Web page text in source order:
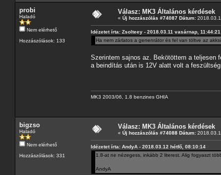
probi
Haladó
Nem elérhető
Hozzászólások: 133
Válasz: MK3 Általános kérdések
« Új hozzászólás #74087 Dátum:
Idézetet írta: Zsolteey - 2018.03.11 vasárnap, 11:44:21
Ha nem zárlatos a genenrátor és fel van töltve az
Szerintem sajnos az. Bekötöttem a teljesen
a beindítás után is 12V alatt volt a
MK3 2003/06, 1.8 benzines GHIA
bigzso
Haladó
Nem elérhető
Hozzászólások: 331
Válasz: MK3 Általános kérdések
« Új hozzászólás #74088 Dátum:
Idézetet írta: AndyA - 2018.03.12 hétfő, 08:10:14
1.8-at ne nézegess, inkább 2 literest. Alig fogyaszt
AndyA